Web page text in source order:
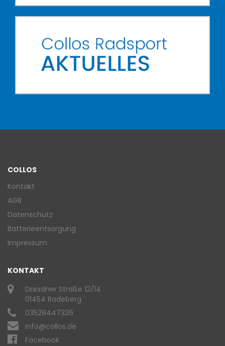
COLLOS
Kontakt
AGB
Datenschutz
Batterieentsorgung
Impressum
KONTAKT
Dresdner Straße 12/14
01454 Radeberg
03528447336
info@collos.de
Facebook